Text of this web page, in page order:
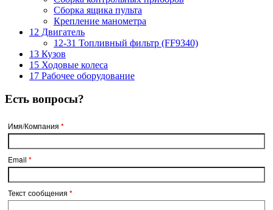
Сборка ящика пульта
Крепление манометра
12 Двигатель
12-31 Топливный фильтр (FF9340)
13 Кузов
15 Ходовые колеса
17 Рабочее оборудование
Есть вопросы?
Имя/Компания *
Email *
Текст сообщения *